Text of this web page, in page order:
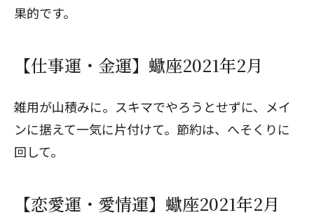
果的です。
【仕事運・金運】蠍座2021年2月
雑用が山積みに。スキマでやろうとせずに、メイ
ンに据えて一気に片付けて。節約は、へそくりに
回して。
【恋愛運・愛情運】蠍座2021年2月